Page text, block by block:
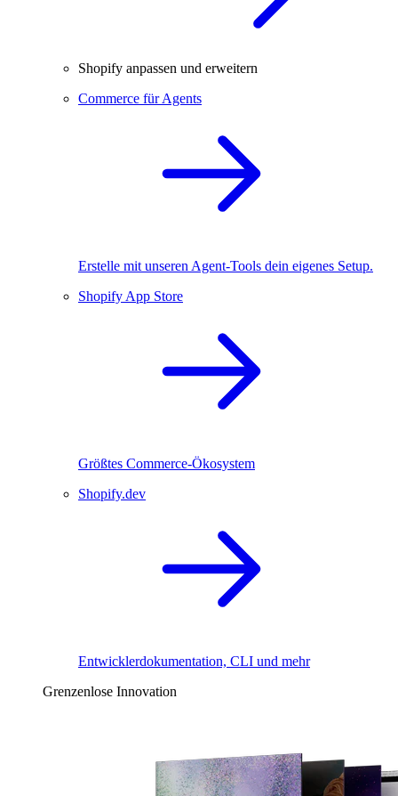
Shopify anpassen und erweitern
Commerce für Agents
Erstelle mit unseren Agent-Tools dein eigenes Setup.
Shopify App Store
Größtes Commerce-Ökosystem
Shopify.dev
Entwicklerdokumentation, CLI und mehr
Grenzenlose Innovation